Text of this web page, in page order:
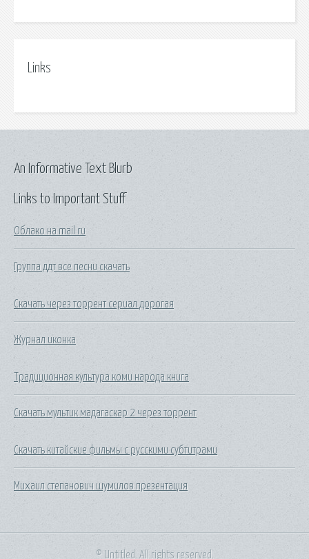
Links
Links to Important Stuff
Облако на mail ru
Группа ддт все песни скачать
Скачать через торрент сериал дорогая
Журнал иконка
Традиционная культура коми народа книга
Скачать мультик мадагаскар 2 через торрент
Скачать китайские фильмы с русскими субтитрами
Михаил степанович шумилов презентация
An Informative Text Blurb
© Untitled. All rights reserved.